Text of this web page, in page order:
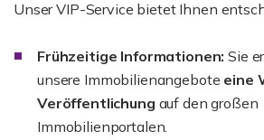
Unser VIP-Service bietet Ihnen
Frühzeitige Informationen: Sie
unsere Immobilienangebote eine
Veröffentlichung auf den großen
Immobilienportalen.